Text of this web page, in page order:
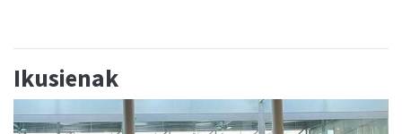
Ikusienak